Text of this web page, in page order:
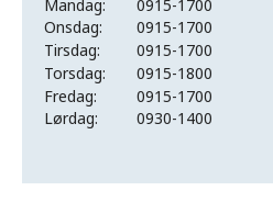
Mandag:
0915-1700
Onsdag:
0915-1700
Tirsdag:
0915-1700
Torsdag:
0915-1800
Fredag:
0915-1700
Lørdag:
0930-1400